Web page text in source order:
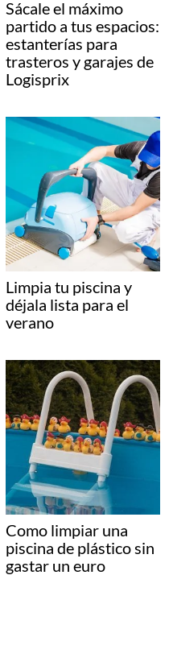
Sácale el máximo
partido a tus espacios:
estanterías para
trasteros y garajes de
Logisprix
Limpia tu piscina y
déjala lista para el
verano
Como limpiar una
piscina de plástico sin
gastar un euro